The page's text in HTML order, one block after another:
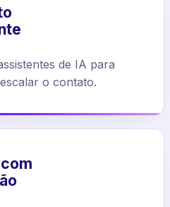
de IA para
o contato.